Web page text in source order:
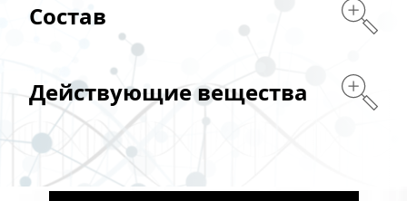
Состав
Действующие вещества